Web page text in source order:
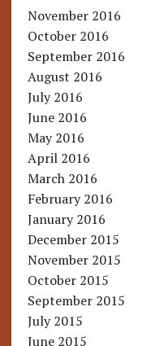
November 2016
October 2016
September 2016
August 2016
July 2016
June 2016
May 2016
April 2016
March 2016
February 2016
January 2016
December 2015
November 2015
October 2015
September 2015
July 2015
June 2015